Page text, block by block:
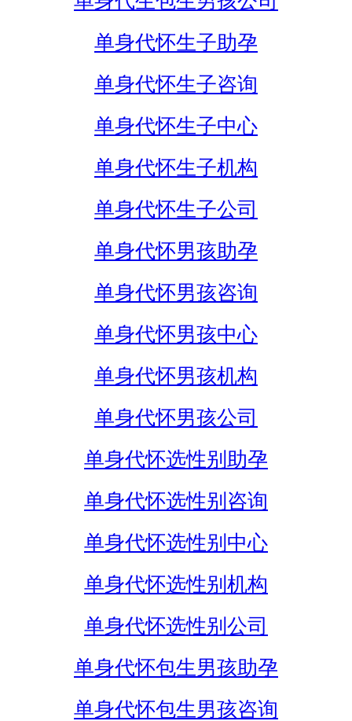
单身代怀生子助孕
单身代怀生子咨询
单身代怀生子中心
单身代怀生子机构
单身代怀生子公司
单身代怀男孩助孕
单身代怀男孩咨询
单身代怀男孩中心
单身代怀男孩机构
单身代怀男孩公司
单身代怀选性别助孕
单身代怀选性别咨询
单身代怀选性别中心
单身代怀选性别机构
单身代怀选性别公司
单身代怀包生男孩助孕
单身代怀包生男孩咨询